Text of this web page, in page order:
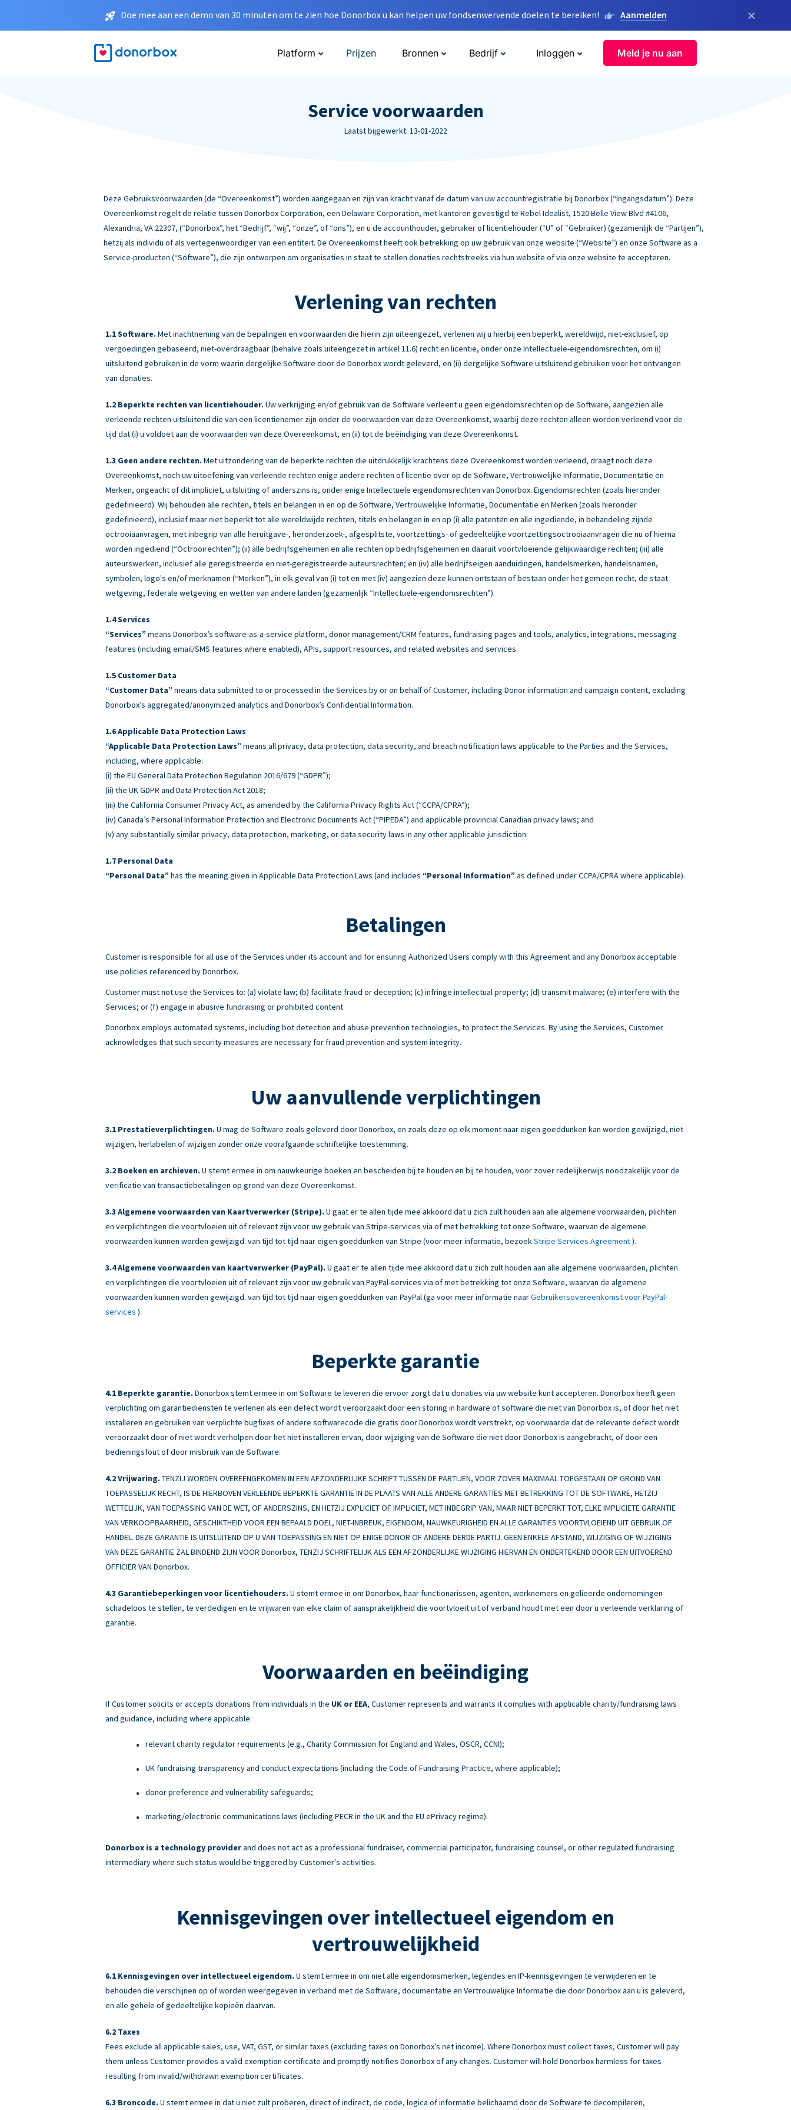
Doe mee aan een demo van 30 minuten om te zien hoe Donorbox u kan helpen uw fondsenwervende doelen te bereiken! Aanmelden ×
Platform Prijzen Bronnen Bedrijf Inloggen Meld je nu aan
Service voorwaarden
Laatst bijgewerkt: 13-01-2022
Deze Gebruiksvoorwaarden (de “Overeenkomst”) worden aangegaan en zijn van kracht vanaf de datum van uw accountregistratie bij Donorbox (“Ingangsdatum”). Deze
Overeenkomst regelt de relatie tussen Donorbox Corporation, een Delaware Corporation, met kantoren gevestigd te Rebel Idealist, 1520 Belle View Blvd #4106,
Alexandria, VA 22307, (“Donorbox”, het “Bedrijf”, “wij”, “onze”, of “ons”), en u de accounthouder, gebruiker of licentiehouder (“U” of “Gebruiker) (gezamenlijk de “Partijen”),
hetzij als individu of als vertegenwoordiger van een entiteit. De Overeenkomst heeft ook betrekking op uw gebruik van onze website (“Website”) en onze Software as a
Service-producten (“Software”), die zijn ontworpen om organisaties in staat te stellen donaties rechtstreeks via hun website of via onze website te accepteren.
Verlening van rechten
Software. Met inachtneming van de bepalingen en voorwaarden die hierin zijn uiteengezet, verlenen wij u hierbij een beperkt, wereldwijd, niet-exclusief, op
vergoedingen gebaseerd, niet-overdraagbaar (behalve zoals uiteengezet in artikel 11.6) recht en licentie, onder onze Intellectuele-eigendomsrechten, om (i)
uitsluitend gebruiken in de vorm waarin dergelijke Software door de Donorbox wordt geleverd, en (ii) dergelijke Software uitsluitend gebruiken voor het ontvangen
van donaties.
Beperkte rechten van licentiehouder. Uw verkrijging en/of gebruik van de Software verleent u geen eigendomsrechten op de Software, aangezien alle
verleende rechten uitsluitend die van een licentienemer zijn onder de voorwaarden van deze Overeenkomst, waarbij deze rechten alleen worden verleend voor de
tijd dat (i) u voldoet aan de voorwaarden van deze Overeenkomst, en (ii) tot de beëindiging van deze Overeenkomst.
Geen andere rechten. Met uitzondering van de beperkte rechten die uitdrukkelijk krachtens deze Overeenkomst worden verleend, draagt noch deze
Overeenkomst, noch uw uitoefening van verleende rechten enige andere rechten of licentie over op de Software, Vertrouwelijke Informatie, Documentatie en
Merken, ongeacht of dit impliciet, uitsluiting of anderszins is, onder enige Intellectuele eigendomsrechten van Donorbox. Eigendomsrechten (zoals hieronder
gedefinieerd). Wij behouden alle rechten, titels en belangen in en op de Software, Vertrouwelijke Informatie, Documentatie en Merken (zoals hieronder
gedefinieerd), inclusief maar niet beperkt tot alle wereldwijde rechten, titels en belangen in en op (i) alle patenten en alle ingediende, in behandeling zijnde
octrooiaanvragen, met inbegrip van alle heruitgave-, heronderzoek-, afgesplitste, voortzettings- of gedeeltelijke voortzettingsoctrooiaanvragen die nu of hierna
worden ingediend (“Octrooirechten”); (ii) alle bedrijfsgeheimen en alle rechten op bedrijfsgeheimen en daaruit voortvloeiende gelijkwaardige rechten; (iii) alle
auteurswerken, inclusief alle geregistreerde en niet-geregistreerde auteursrechten; en (iv) alle bedrijfseigen aanduidingen, handelsmerken, handelsnamen,
symbolen, logo's en/of merknamen (“Merken”), in elk geval van (i) tot en met (iv) aangezien deze kunnen ontstaan of bestaan onder het gemeen recht, de staat
wetgeving, federale wetgeving en wetten van andere landen (gezamenlijk “Intellectuele-eigendomsrechten”).
Services
“Services” means Donorbox’s software-as-a-service platform, donor management/CRM features, fundraising pages and tools, analytics, integrations, messaging
features (including email/SMS features where enabled), APIs, support resources, and related websites and services.
Customer Data
“Customer Data” means data submitted to or processed in the Services by or on behalf of Customer, including Donor information and campaign content, excluding
Donorbox’s aggregated/anonymized analytics and Donorbox’s Confidential Information.
Applicable Data Protection Laws
“Applicable Data Protection Laws” means all privacy, data protection, data security, and breach notification laws applicable to the Parties and the Services,
including, where applicable:
(i) the EU General Data Protection Regulation 2016/679 (“GDPR”);
(ii) the UK GDPR and Data Protection Act 2018;
(iii) the California Consumer Privacy Act, as amended by the California Privacy Rights Act (“CCPA/CPRA”);
(iv) Canada’s Personal Information Protection and Electronic Documents Act (“PIPEDA”) and applicable provincial Canadian privacy laws; and
(v) any substantially similar privacy, data protection, marketing, or data security laws in any other applicable jurisdiction.
Personal Data
“Personal Data” has the meaning given in Applicable Data Protection Laws (and includes “Personal Information” as defined under CCPA/CPRA where applicable).
Betalingen
Customer is responsible for all use of the Services under its account and for ensuring Authorized Users comply with this Agreement and any Donorbox acceptable
use policies referenced by Donorbox.
Customer must not use the Services to: (a) violate law; (b) facilitate fraud or deception; (c) infringe intellectual property; (d) transmit malware; (e) interfere with the
Services; or (f) engage in abusive fundraising or prohibited content.
Donorbox employs automated systems, including bot detection and abuse prevention technologies, to protect the Services. By using the Services, Customer
acknowledges that such security measures are necessary for fraud prevention and system integrity.
Uw aanvullende verplichtingen
Prestatieverplichtingen. U mag de Software zoals geleverd door Donorbox, en zoals deze op elk moment naar eigen goeddunken kan worden gewijzigd, niet
wijzigen, herlabelen of wijzigen zonder onze voorafgaande schriftelijke toestemming.
Boeken en archieven. U stemt ermee in om nauwkeurige boeken en bescheiden bij te houden en bij te houden, voor zover redelijkerwijs noodzakelijk voor de
verificatie van transactiebetalingen op grond van deze Overeenkomst.
Algemene voorwaarden van Kaartverwerker (Stripe). U gaat er te allen tijde mee akkoord dat u zich zult houden aan alle algemene voorwaarden, plichten
en verplichtingen die voortvloeien uit of relevant zijn voor uw gebruik van Stripe-services via of met betrekking tot onze Software, waarvan de algemene
voorwaarden kunnen worden gewijzigd. van tijd tot tijd naar eigen goeddunken van Stripe (voor meer informatie, bezoekStripe Services Agreement).
Algemene voorwaarden van kaartverwerker (PayPal). U gaat er te allen tijde mee akkoord dat u zich zult houden aan alle algemene voorwaarden, plichten
en verplichtingen die voortvloeien uit of relevant zijn voor uw gebruik van PayPal-services via of met betrekking tot onze Software, waarvan de algemene
voorwaarden kunnen worden gewijzigd. van tijd tot tijd naar eigen goeddunken van PayPal (ga voor meer informatie naarGebruikersovereenkomst voor PayPal-
services ).
Beperkte garantie
Beperkte garantie. Donorbox stemt ermee in om Software te leveren die ervoor zorgt dat u donaties via uw website kunt accepteren. Donorbox heeft geen
verplichting om garantiediensten te verlenen als een defect wordt veroorzaakt door een storing in hardware of software die niet van Donorbox is, of door het niet
installeren en gebruiken van verplichte bugfixes of andere softwarecode die gratis door Donorbox wordt verstrekt, op voorwaarde dat de relevante defect wordt
veroorzaakt door of niet wordt verholpen door het niet installeren ervan, door wijziging van de Software die niet door Donorbox is aangebracht, of door een
bedieningsfout of door misbruik van de Software.
Vrijwaring. TENZIJ WORDEN OVEREENGEKOMEN IN EEN AFZONDERLIJKE SCHRIFT TUSSEN DE PARTIJEN, VOOR ZOVER MAXIMAAL TOEGESTAAN OP GROND VAN
TOEPASSELIJK RECHT, IS DE HIERBOVEN VERLEENDE BEPERKTE GARANTIE IN DE PLAATS VAN ALLE ANDERE GARANTIES MET BETREKKING TOT DE SOFTWARE, HETZIJ
WETTELIJK, VAN TOEPASSING VAN DE WET, OF ANDERSZINS, EN HETZIJ EXPLICIET OF IMPLICIET, MET INBEGRIP VAN, MAAR NIET BEPERKT TOT, ELKE IMPLICIETE GARANTIE
VAN VERKOOPBAARHEID, GESCHIKTHEID VOOR EEN BEPAALD DOEL, NIET-INBREUK, EIGENDOM, NAUWKEURIGHEID EN ALLE GARANTIES VOORTVLOEIEND UIT GEBRUIK OF
HANDEL. DEZE GARANTIE IS UITSLUITEND OP U VAN TOEPASSING EN NIET OP ENIGE DONOR OF ANDERE DERDE PARTIJ. GEEN ENKELE AFSTAND, WIJZIGING OF WIJZIGING
VAN DEZE GARANTIE ZAL BINDEND ZIJN VOOR Donorbox, TENZIJ SCHRIFTELIJK ALS EEN AFZONDERLIJKE WIJZIGING HIERVAN EN ONDERTEKEND DOOR EEN UITVOEREND
OFFICIER VAN Donorbox.
Garantiebeperkingen voor licentiehouders. U stemt ermee in om Donorbox, haar functionarissen, agenten, werknemers en gelieerde ondernemingen
schadeloos te stellen, te verdedigen en te vrijwaren van elke claim of aansprakelijkheid die voortvloeit uit of verband houdt met een door u verleende verklaring of
garantie.
Voorwaarden en beëindiging
If Customer solicits or accepts donations from individuals in the UK or EEA, Customer represents and warrants it complies with applicable charity/fundraising laws
and guidance, including where applicable:
relevant charity regulator requirements (e.g., Charity Commission for England and Wales, OSCR, CCNI);
UK fundraising transparency and conduct expectations (including the Code of Fundraising Practice, where applicable);
donor preference and vulnerability safeguards;
marketing/electronic communications laws (including PECR in the UK and the EU ePrivacy regime).
Donorbox is a technology providerand does not act as a professional fundraiser, commercial participator, fundraising counsel, or other regulated fundraising
intermediary where such status would be triggered by Customer's activities.
Kennisgevingen over intellectueel eigendom en
vertrouwelijkheid
Kennisgevingen over intellectueel eigendom. U stemt ermee in om niet alle eigendomsmerken, legendes en IP-kennisgevingen te verwijderen en te
behouden die verschijnen op of worden weergegeven in verband met de Software, documentatie en Vertrouwelijke Informatie die door Donorbox aan u is geleverd,
en alle gehele of gedeeltelijke kopieën daarvan.
Taxes
Fees exclude all applicable sales, use, VAT, GST, or similar taxes (excluding taxes on Donorbox’s net income). Where Donorbox must collect taxes, Customer will pay
them unless Customer provides a valid exemption certificate and promptly notifies Donorbox of any changes. Customer will hold Donorbox harmless for taxes
resulting from invalid/withdrawn exemption certificates.
Broncode. U stemt ermee in dat u niet zult proberen, direct of indirect, de code, logica of informatie belichaamd door de Software te decompileren,